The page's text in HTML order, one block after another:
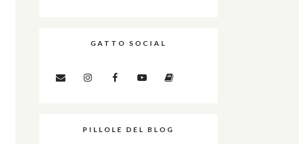
GATTO SOCIAL
PILLOLE DEL BLOG